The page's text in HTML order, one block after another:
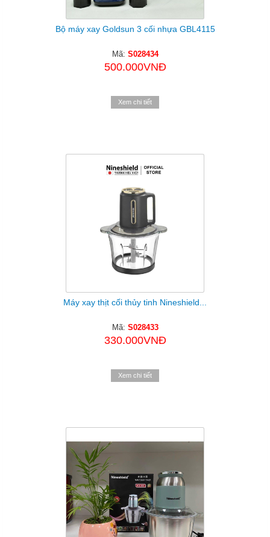
Bộ máy xay Goldsun 3 cối nhựa GBL4115
Mã: S028434
500.000VNĐ
Xem chi tiết
Máy xay thịt cối thủy tinh Nineshield...
Mã: S028433
330.000VNĐ
Xem chi tiết